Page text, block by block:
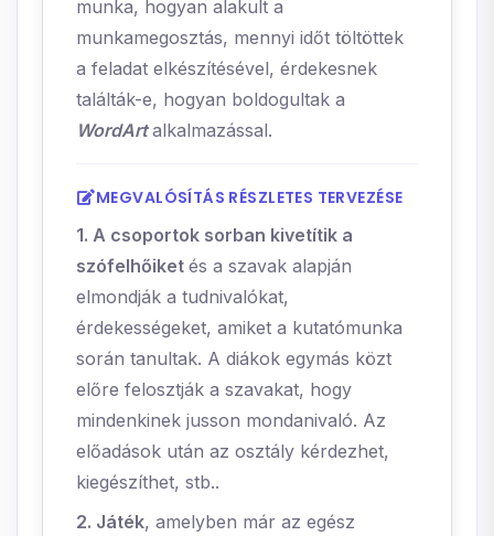
munka, hogyan alakult a
munkamegosztás, mennyi időt töltöttek
a feladat elkészítésével, érdekesnek
találták-e, hogyan boldogultak a
WordArt alkalmazással.
MEGVALÓSÍTÁS RÉSZLETES TERVEZÉSE
1. A csoportok sorban kivetítik a
szófelhőiket és a szavak alapján
elmondják a tudnivalókat,
érdekességeket, amiket a kutatómunka
során tanultak. A diákok egymás közt
előre felosztják a szavakat, hogy
mindenkinek jusson mondanivaló. Az
előadások után az osztály kérdezhet,
kiegészíthet, stb..
2. Játék, amelyben már az egész